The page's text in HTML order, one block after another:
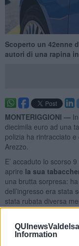
Information
Scoperto un 42enne
autori di una rapina
MONTERIGGIONI —
diecimila euro ad una
polizia ha rintracciato
Arezzo.
E’ accaduto lo scorso
aprire la sua
una brutta sorpresa:
dell’ingresso era stata
stata rubata diversa
7500 euro,consegnati
di gratta e vinci dai
valore totale di 700
cassa.